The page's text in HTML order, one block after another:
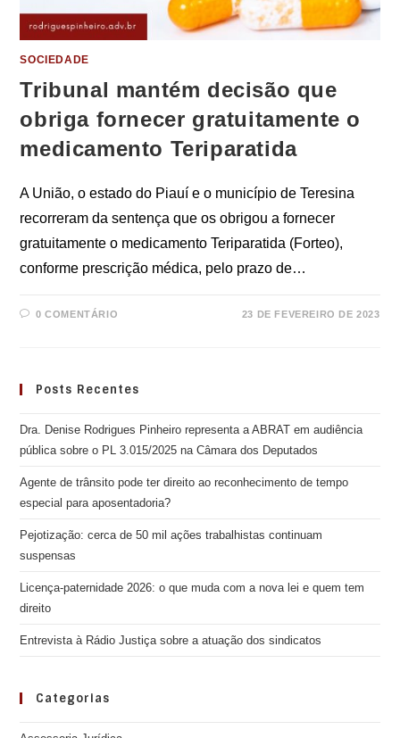
SOCIEDADE
Tribunal mantém decisão que
obriga fornecer gratuitamente o
medicamento Teriparatida
A União, o estado do Piauí e o município de Teresina
recorreram da sentença que os obrigou a fornecer
gratuitamente o medicamento Teriparatida (Forteo),
conforme prescrição médica, pelo prazo de…
0 COMENTÁRIO 23 DE FEVEREIRO DE 2023
Posts Recentes
Dra. Denise Rodrigues Pinheiro representa a ABRAT em audiência
pública sobre o PL 3.015/2025 na Câmara dos Deputados
Agente de trânsito pode ter direito ao reconhecimento de tempo
especial para aposentadoria?
Pejotização: cerca de 50 mil ações trabalhistas continuam
suspensas
Licença-paternidade 2026: o que muda com a nova lei e quem tem
direito
Entrevista à Rádio Justiça sobre a atuação dos sindicatos
Categorias